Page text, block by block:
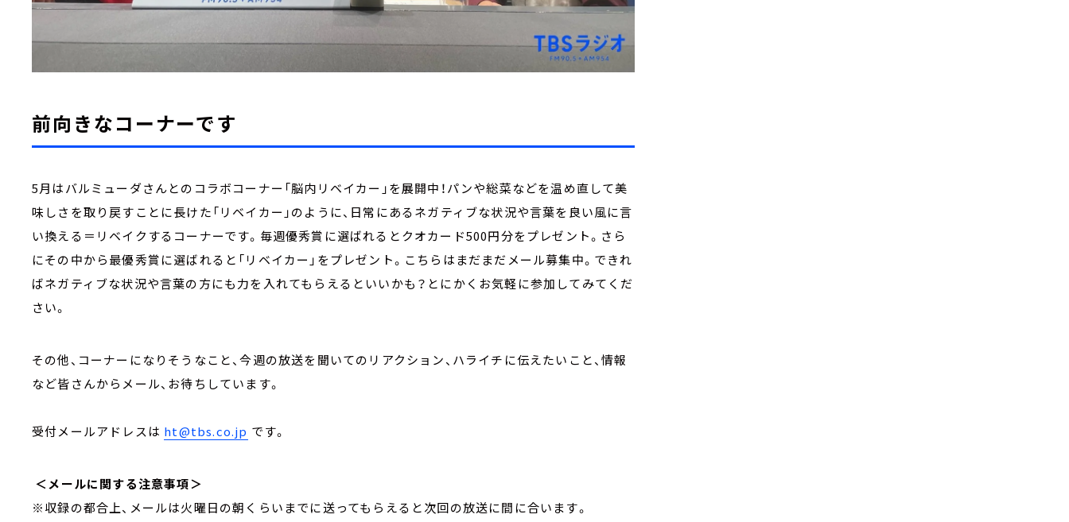
前向きなコーナーです
5月はバルミューダさんとのコラボコーナー「脳内リベイカー」を展開中！パンや総菜などを温め直して美
味しさを取り戻すことに長けた「リベイカー」のように、日常にあるネガティブな状況や言葉を良い風に言
い換える＝リベイクするコーナーです。毎週優秀賞に選ばれるとクオカード500円分をプレゼント。さら
にその中から最優秀賞に選ばれると「リベイカー」をプレゼント。こちらはまだまだメール募集中。できれ
ばネガティブな状況や言葉の方にも力を入れてもらえるといいかも？とにかくお気軽に参加してみてくだ
さい。
その他、コーナーになりそうなこと、今週の放送を聞いてのリアクション、ハライチに伝えたいこと、情報
など皆さんからメール、お待ちしています。
受付メールアドレスは ht@tbs.co.jp です。
＜メールに関する注意事項＞
※収録の都合上、メールは火曜日の朝くらいまでに送ってもらえると次回の放送に間に合います。